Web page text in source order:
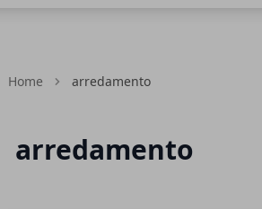
Home arredamento
arredamento